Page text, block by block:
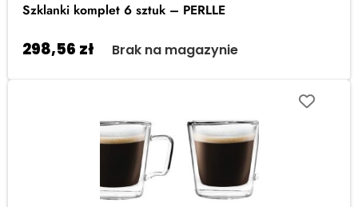
Szklanki komplet 6 sztuk – PERLLE
298,56 zł Brak na magazynie